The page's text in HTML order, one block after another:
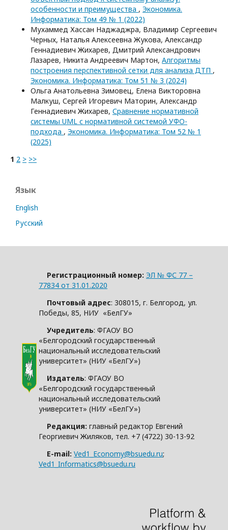
особенности и преимущества , Экономика.
Информатика: Том 49 № 1 (2022)
Мухаммед Хасcан Наджаджра, Владимир Сергеевич
Черных, Наталья Алексеевна Жукова, Александр
Геннадиевич Жихарев, Дмитрий Александрович
Лазарев, Никита Андреевич Мартон, Алгоритмы
построения перспективной сетки для анализа ДТП ,
Экономика. Информатика: Том 51 № 3 (2024)
Ольга Анатольевна Зимовец, Елена Викторовна
Малкуш, Сергей Игоревич Маторин, Александр
Геннадиевич Жихарев, Сравнение нормативной
системы UML с нормативной системой УФО-
подхода , Экономика. Информатика: Том 52 № 1
(2025)
1 2 > >>
Язык
English
Русский
Регистрационный номер: ЭЛ № ФС 77 –
77834 от 31.01.2020
Почтовый адрес: 308015, г. Белгород, ул.
Победы, 85, НИУ «БелГУ»
Учредитель: ФГАОУ ВО
«Белгородский государственный
национальный исследовательский
университет» (НИУ «БелГУ»)
Издатель: ФГАОУ ВО
«Белгородский государственный
национальный исследовательский
университет» (НИУ «БелГУ»)
Редакция: главный редактор Евгений
Георгиевич Жиляков, тел. +7 (4722) 30-13-92
E-mail: Ved1_Economy@bsuedu.ru;
Ved1_Informatics@bsuedu.ru